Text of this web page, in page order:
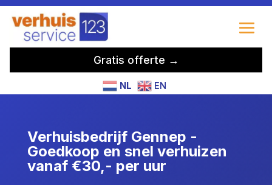
Gratis offerte →
NL EN
Verhuisbedrijf Gennep -
Goedkoop en snel verhuizen
vanaf €30,- per uur